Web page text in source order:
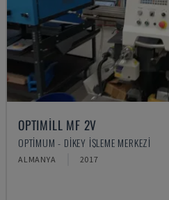
OPTIMILL MF 2V
OPTIMUM - DIKEY İŞLEME MERKEZI
ALMANYA 2017